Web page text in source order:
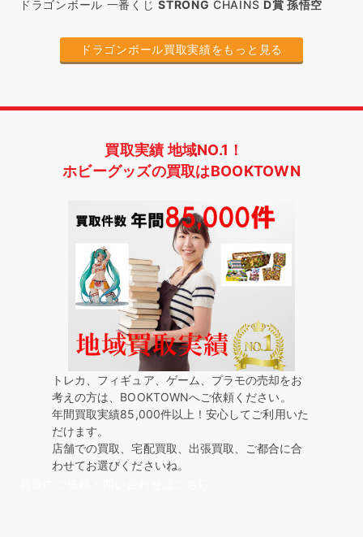
ドラゴンボール 一番くじSTRONG CHAINS D賞 孫悟空
ドラゴンボール買取実績をもっと見る
買取実績 地域NO.1！
ホビーグッズの買取はBOOKTOWN
トレカ、フィギュア、ゲーム、プラモの売却をお
考えの方は、BOOKTOWNへご依頼ください。
年間買取実績85,000件以上！安心してご利用いた
だけます。
店舗での買取、宅配買取、出張買取、ご都合に合
わせてお選びくださいね。